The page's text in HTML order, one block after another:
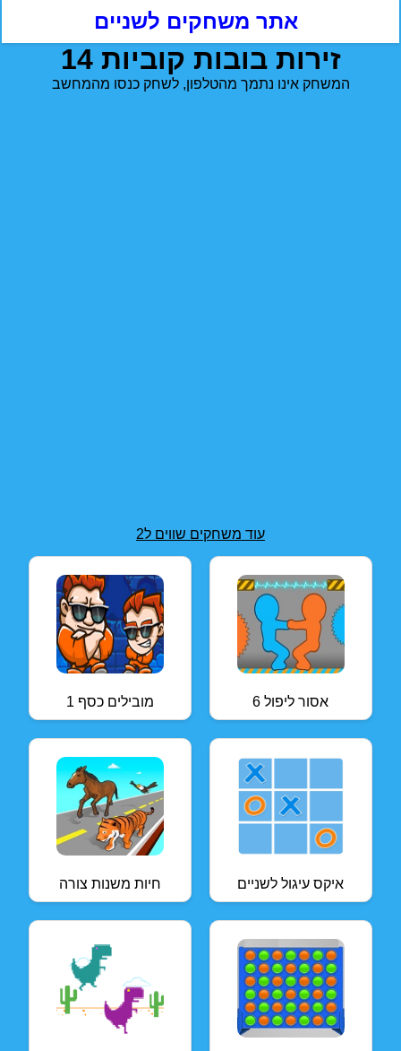
אתר משחקים לשניים
14 זירות בובות קוביות
המשחק אינו נתמך מהטלפון, לשחק כנסו מהמחשב
עוד משחקים שווים ל2
מובילים כסף 1 אסור ליפול 6
חיות משנות צורה איקס עיגול לשניים